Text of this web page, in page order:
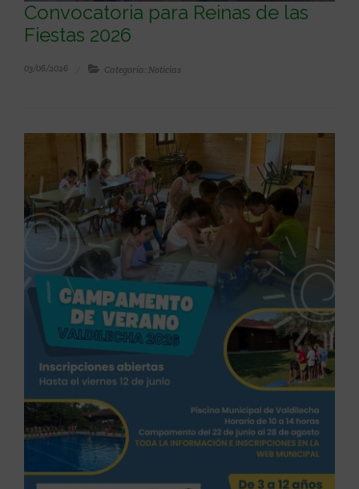
Convocatoria para Reinas de las
Fiestas 2026
03/06/2026 Categoría: Noticias